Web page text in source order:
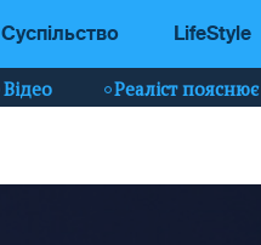
Суспільство LifeStyle
Відео Реаліст пояснює